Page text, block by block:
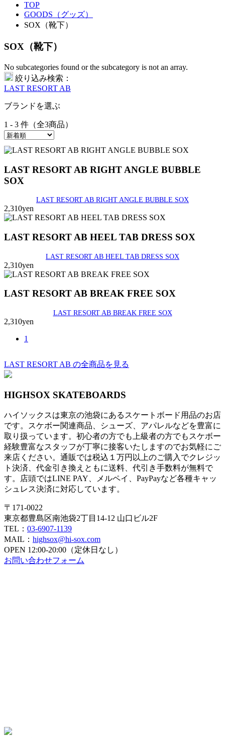
TOP
GOODS（グッズ）
SOX（靴下）
SOX（靴下）
No subcategories found or the subcategory is not an array.
絞り込み検索：
LAST RESORT AB
ブランドを選ぶ
1 - 3 件（全3商品）
LAST RESORT AB RIGHT ANGLE BUBBLE
SOX
LAST RESORT AB RIGHT ANGLE BUBBLE SOX
2,310yen
LAST RESORT AB HEEL TAB DRESS SOX
LAST RESORT AB HEEL TAB DRESS SOX
2,310yen
LAST RESORT AB BREAK FREE SOX
LAST RESORT AB BREAK FREE SOX
2,310yen
1
LAST RESORT AB の全商品を見る
HIGHSOX SKATEBOARDS
ハイソックスは東京の池袋にあるスケートボード用品のお店
です。スケボー関連商品、シューズ、アパレルなどを豊富に
取り扱っています。初心者の方でも上級者の方でもスケボー
経験豊富なスタッフが丁寧に接客いたしますのでお気軽にご
来店ください。通販では税込１万円以上のご購入でクレジッ
ト決済、代金引き換えともに送料、代引き手数料が無料で
す。店頭ではLINE PAY、メルペイ、PayPayなど各種キャッ
シュレス決済に対応しています。
〒171-0022
東京都豊島区南池袋2丁目14-12 山口ビル2F
TEL： 03-6907-1139
MAIL： highsox@hi-sox.com
OPEN 12:00-20:00（定休日なし）
お問い合わせフォーム